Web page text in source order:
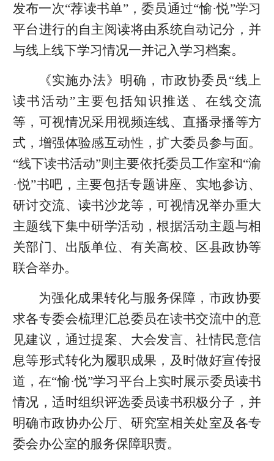
发布一次“荐读书单”，委员通过“愉·悦”学习
平台进行的自主阅读将由系统自动记分，并
与线上线下学习情况一并记入学习档案。
《实施办法》明确，市政协委员“线上
读书活动”主要包括知识推送、在线交流
等，可视情况采用视频连线、直播录播等方
式，增强体验感互动性，扩大委员参与面。
“线下读书活动”则主要依托委员工作室和“渝
·悦”书吧，主要包括专题讲座、实地参访、
研讨交流、读书沙龙等，可视情况举办重大
主题线下集中研学活动，根据活动主题与相
关部门、出版单位、有关高校、区县政协等
联合举办。
为强化成果转化与服务保障，市政协要
求各专委会梳理汇总委员在读书交流中的意
见建议，通过提案、大会发言、社情民意信
息等形式转化为履职成果，及时做好宣传报
道，在“愉·悦”学习平台上实时展示委员读书
情况，适时组织评选委员读书积极分子，并
明确市政协办公厅、研究室相关处室及各专
委会办公室的服务保障职责。